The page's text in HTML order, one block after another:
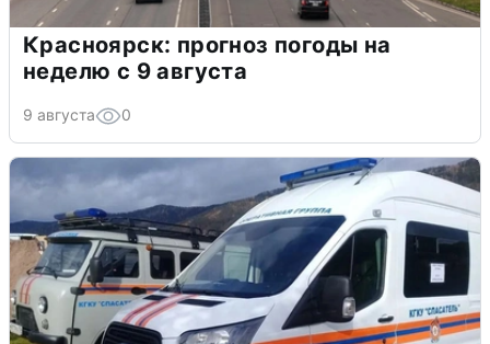
Красноярск: прогноз погоды на
неделю с 9 августа
9 августа 0